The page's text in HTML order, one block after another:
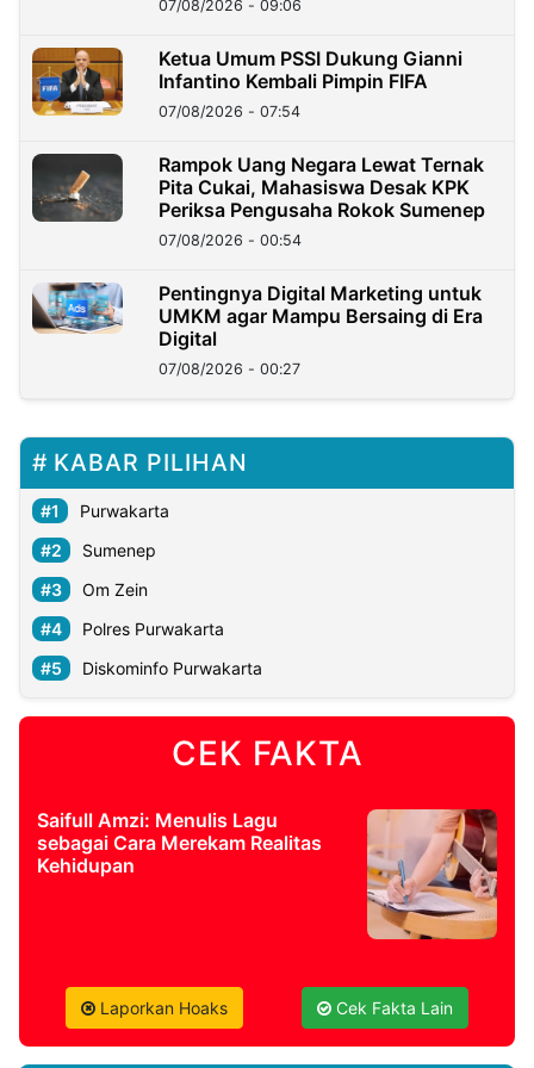
07/08/2026 - 09:06
Ketua Umum PSSI Dukung Gianni
Infantino Kembali Pimpin FIFA
07/08/2026 - 07:54
Rampok Uang Negara Lewat Ternak
Pita Cukai, Mahasiswa Desak KPK
Periksa Pengusaha Rokok Sumenep
07/08/2026 - 00:54
Pentingnya Digital Marketing untuk
UMKM agar Mampu Bersaing di Era
Digital
07/08/2026 - 00:27
KABAR PILIHAN
Purwakarta
Sumenep
Om Zein
Polres Purwakarta
Diskominfo Purwakarta
CEK FAKTA
Saifull Amzi: Menulis Lagu
sebagai Cara Merekam Realitas
Kehidupan
Laporkan Hoaks Cek Fakta Lain